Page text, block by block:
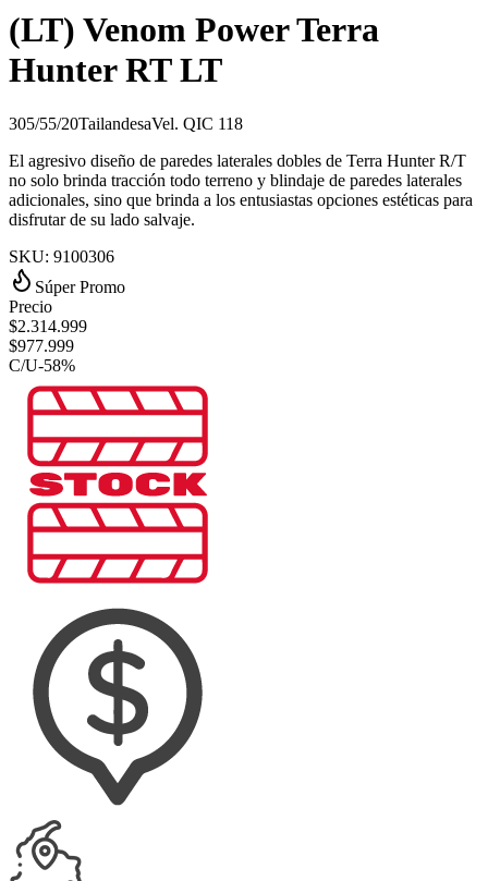
(LT) Venom Power Terra
Hunter RT LT
305/55/20TailandesaVel. QIC 118
El agresivo diseño de paredes laterales dobles de Terra Hunter R/T
no solo brinda tracción todo terreno y blindaje de paredes laterales
adicionales, sino que brinda a los entusiastas opciones estéticas para
disfrutar de su lado salvaje.
SKU: 9100306
Súper Promo
Precio
$2.314.999
$977.999
C/U-58%